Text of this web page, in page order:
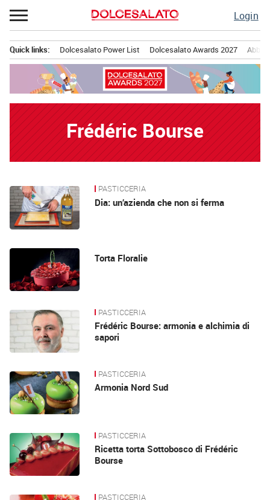
Passa
al
Login
principale
Quick links: Dolcesalato Power List Dolcesalato Awards 2027
Frédéric Bourse
News PASTICCERIA
Dia: un’azienda che non si ferma
Torta Floralie
PASTICCERIA
Frédéric Bourse: armonia e alchimia di
sapori
PASTICCERIA
Armonia Nord Sud
PASTICCERIA
Ricetta torta Sottobosco di Frédéric
Bourse
PASTICCERIA